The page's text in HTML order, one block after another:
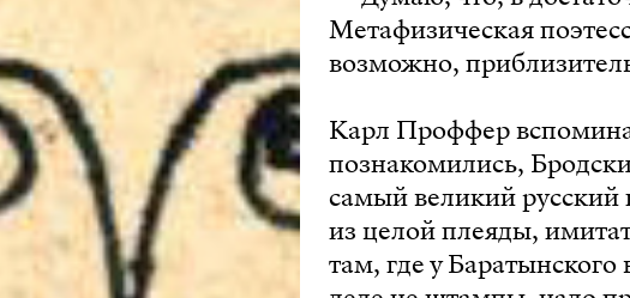
Метафизическая
возможно,
Карл Проффер
познакомились,
самый великий русский
из целой плеяды,
там, где у